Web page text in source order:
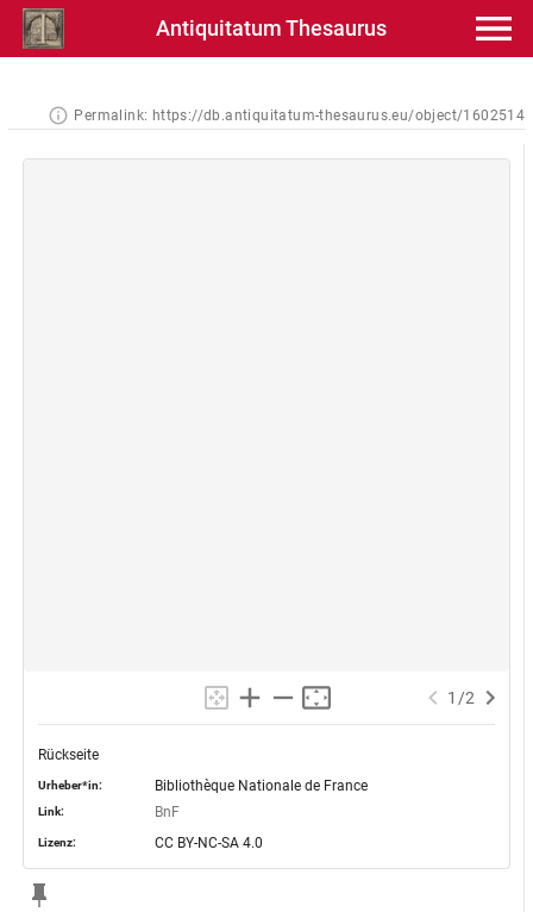
Antiquitatum Thesaurus
Permalink: https://db.antiquitatum-thesaurus.eu/object/1602514
1 /2
Rückseite
Urheber*in: Bibliothèque Nationale de France
Link: BnF
Lizenz: CC BY-NC-SA 4.0